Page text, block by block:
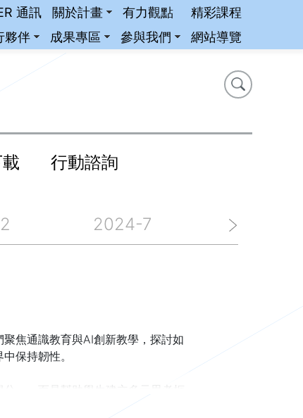
通訊 關於計畫 有力觀點
精彩課程
夥伴
成果專區 參與我們 網站導覽
搜尋
搜尋
行動諮詢
2024-7
焦通識教育與AI創新教學，探討如
保持韌性。
」，而是幫助學生建立多元思考框